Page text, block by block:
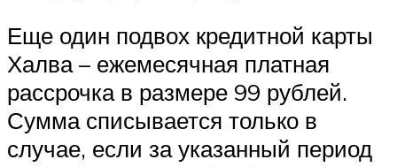
Еще один подвох кредитной карты
Халва – ежемесячная платная
рассрочка в размере 99 рублей.
Сумма списывается только в
случае, если за указанный период